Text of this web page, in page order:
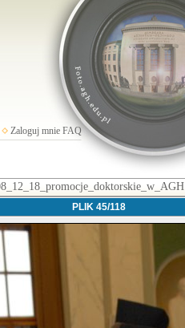
Zaloguj mnie FAQ
PLIK 45/118